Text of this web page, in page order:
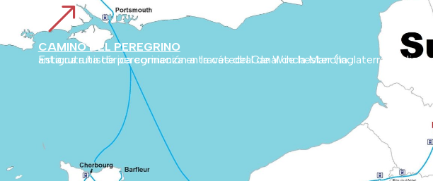
&
CAMINO DEL PEREGRINO
Esta ruta histórica comienza en la catedral de Winchester (Inglaterra) y discurre por la campiña inglesa hasta Cherburgo. Después une Normandía con el Mont Blanc, marcando una antigua ruta de peregrinación a través del Canal de la Mancha.